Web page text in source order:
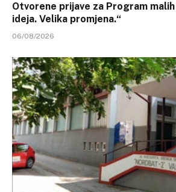
Otvorene prijave za Program
ideja. Velika promjena.“
06/08/2026